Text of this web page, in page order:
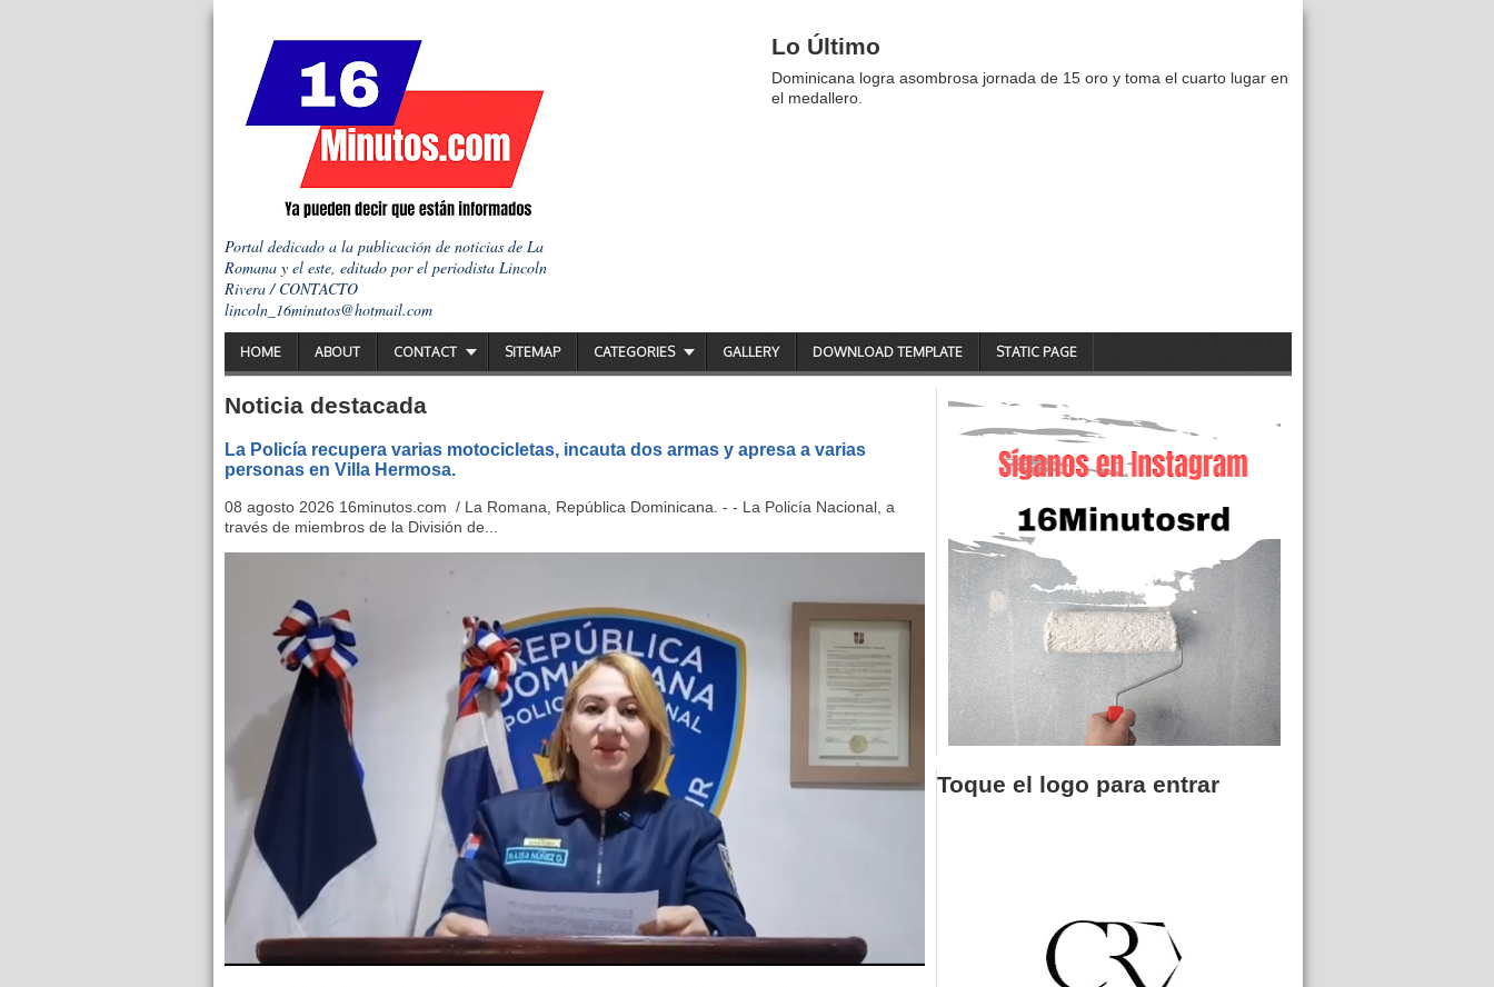
Portal dedicado a la publicación de noticias de La
Romana y el este, editado por el periodista Lincoln
Rivera / CONTACTO
lincoln_16minutos@hotmail.com
Lo Último
Dominicana logra asombrosa jornada de 15 oro y toma el cuarto lugar en
el medallero.
HOME ABOUT CONTACT SITEMAP CATEGORIES GALLERY DOWNLOAD TEMPLATE STATIC PAGE
Noticia destacada
La Policía recupera varias motocicletas, incauta dos armas y apresa a varias
personas en Villa Hermosa.
08 agosto 2026 16minutos.com / La Romana, República Dominicana. - - La Policía Nacional, a
través de miembros de la División de...
Toque el logo para entrar